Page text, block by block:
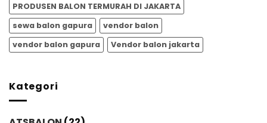
PRODUSEN BALON TERMURAH DI JAKARTA
sewa balon gapura
vendor balon
vendor balon gapura
Vendor balon jakarta
Kategori